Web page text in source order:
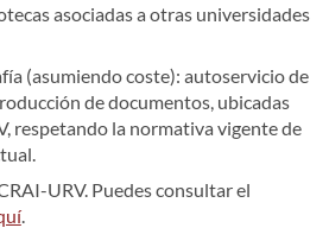
asociadas a otras universidades
(asumiendo coste): autoservicio de
de documentos, ubicadas
respetando la normativa vigente de
URV. Puedes consultar el
.